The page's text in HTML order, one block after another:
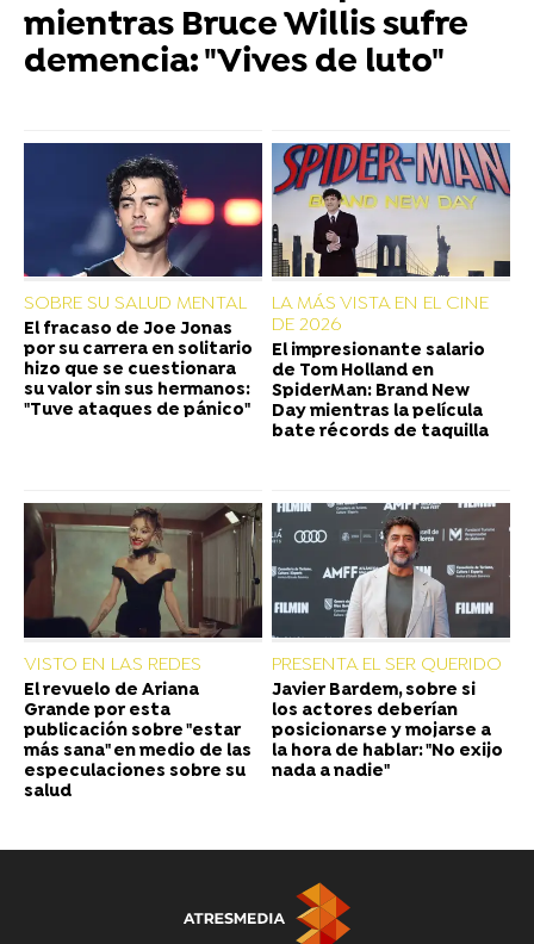
mientras Bruce Willis sufre
demencia: "Vives de luto"
SOBRE SU SALUD MENTAL
El fracaso de Joe Jonas
por su carrera en solitario
hizo que se cuestionara
su valor sin sus hermanos:
"Tuve ataques de pánico"
LA MÁS VISTA EN EL CINE
DE 2026
El impresionante salario
de Tom Holland en
SpiderMan: Brand New
Day mientras la película
bate récords de taquilla
VISTO EN LAS REDES
El revuelo de Ariana
Grande por esta
publicación sobre "estar
más sana" en medio de las
especulaciones sobre su
salud
PRESENTA EL SER QUERIDO
Javier Bardem, sobre si
los actores deberían
posicionarse y mojarse a
la hora de hablar: "No exijo
nada a nadie"